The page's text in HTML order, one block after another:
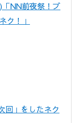
NN前夜祭！ブ
ク！」
回」をしたネク